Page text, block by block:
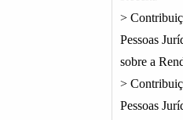
>
Pessoas
sobre a
>
Pessoas